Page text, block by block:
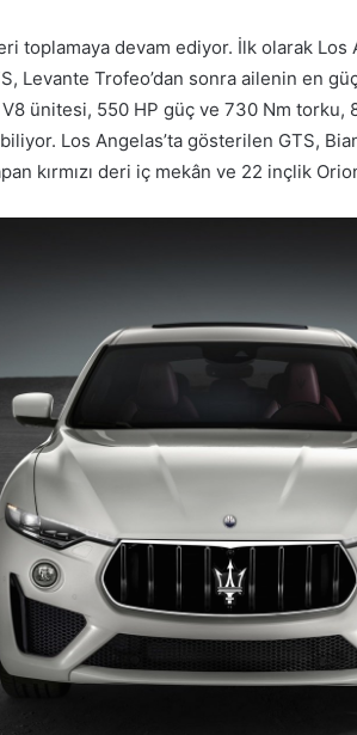
toplamaya devam ediyor. İlk olarak Los
Levante Trofeo’dan sonra ailenin en
ünitesi, 550 HP güç ve 730 Nm torku,
Los Angelas’ta gösterilen GTS,
kırmızı deri iç mekân ve 22 inçlik